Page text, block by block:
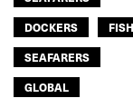
DOCKERS
SEAFARERS
GLOBAL